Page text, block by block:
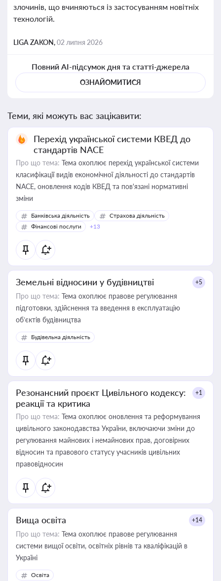
злочинів, що вчиняються із застосуванням новітніх
технологій.
LIGA ZAKON,02 липня 2026
Повний AI-підсумок дня та статті-джерела
ОЗНАЙОМИТИСЯ
Теми, які можуть вас зацікавити:
Перехід української системи КВЕД до
стандартів NACE
Про що тема: Тема охоплює перехід української системи
класифікації видів економічної діяльності до стандартів
NACE, оновлення кодів КВЕД та пов'язані нормативні
зміни
Банківська діяльність
Страхова діяльність
Фінансові послуги
+13
Земельні відносини у будівництві +5
Про що тема: Тема охоплює правове регулювання
підготовки, здійснення та введення в експлуатацію
об’єктів будівництва
Будівельна діяльність
Резонансний проєкт Цивільного кодексу:
реакції та критика
+1
Про що тема: Тема охоплює оновлення та реформування
цивільного законодавства України, включаючи зміни до
регулювання майнових і немайнових прав, договірних
відносин та правового статусу учасників цивільних
правовідносин
Вища освіта +14
Про що тема: Тема охоплює правове регулювання
системи вищої освіти, освітніх рівнів та кваліфікацій в
Україні
Освіта